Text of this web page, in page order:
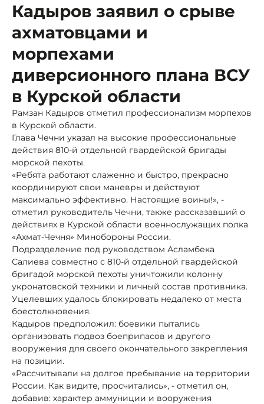
Кадыров заявил о срыве
ахматовцами и
морпехами
диверсионного плана ВСУ
в Курской области
Рамзан Кадыров отметил профессионализм морпехов
в Курской области.
Глава Чечни указал на высокие профессиональные
действия 810-й отдельной гвардейской бригады
морской пехоты.
«Ребята работают слаженно и быстро, прекрасно
координируют свои маневры и действуют
максимально эффективно. Настоящие воины!», -
отметил руководитель Чечни, также рассказавший о
действиях в Курской области военнослужащих полка
«Ахмат-Чечня» Минобороны России.
Подразделение под руководством Асламбека
Салиева совместно с 810-й отдельной гвардейской
бригадой морской пехоты уничтожили колонну
укронатовской техники и личный состав противника.
Уцелевших удалось блокировать недалеко от места
боестолкновения.
Кадыров предположил: боевики пытались
организовать подвоз боеприпасов и другого
вооружения для своего окончательного закрепления
на позиции.
«Рассчитывали на долгое пребывание на территории
России. Как видите, просчитались», - отметил он,
добавив: характер аммуниции и вооружения